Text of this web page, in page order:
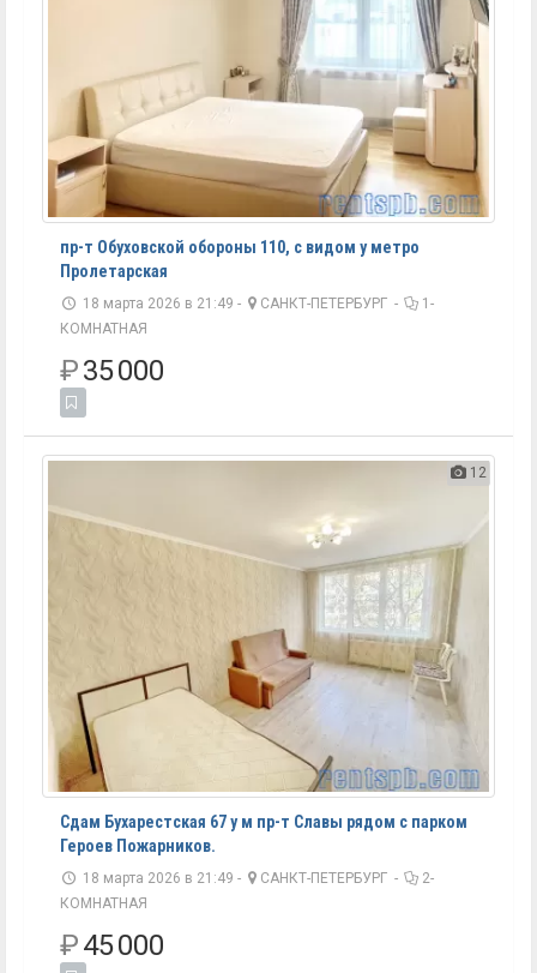
пр-т Обуховской обороны 110, с видом у метро
Пролетарская
18 марта 2026 в 21:49 - САНКТ-ПЕТЕРБУРГ -
1-
КОМНАТНАЯ
₽35 000
12
Сдам Бухарестская 67 у м пр-т Славы рядом с парком
Героев Пожарников.
18 марта 2026 в 21:49 - САНКТ-ПЕТЕРБУРГ -
2-
КОМНАТНАЯ
₽45 000